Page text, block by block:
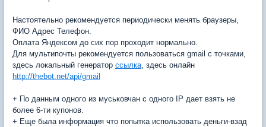
Настоятельно рекомендуется периодически менять браузеры,
ФИО Адрес Телефон.
Оплата Яндексом до сих пор проходит нормально.
Для мультипочты рекомендуется пользоваться gmail с точками,
здесь локальный генератор ссылка, здесь онлайн
http://thebot.net/api/gmail
+ По данным одного из муськовчан с одного IP дает взять не
более 6-ти купонов.
+ Еще была информация что попытка использовать деньги-взад